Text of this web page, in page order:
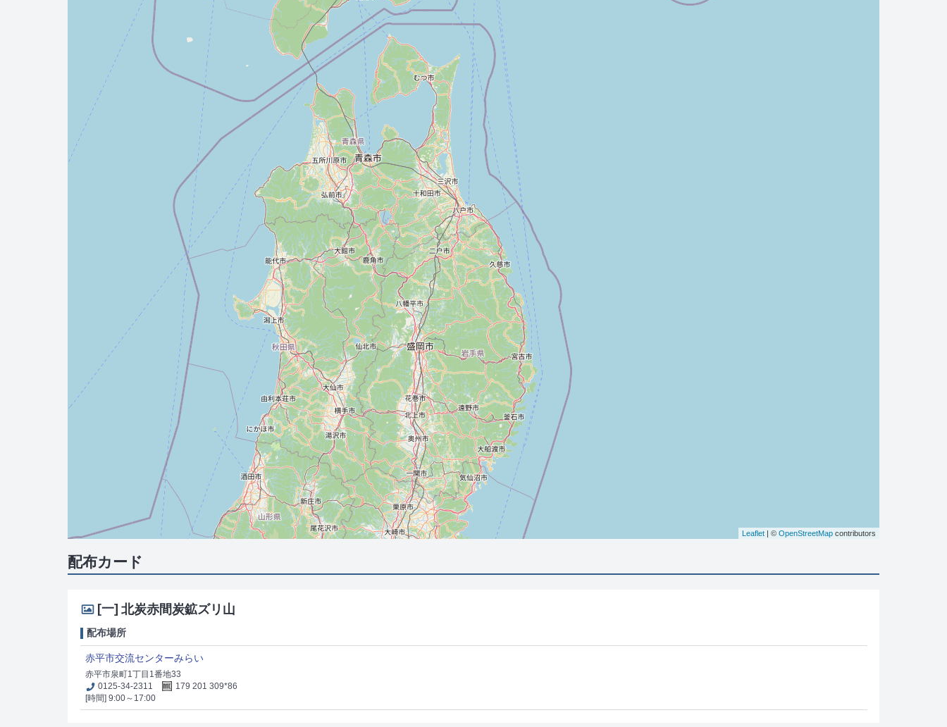
Leaflet | © OpenStreetMap contributors
配布カード
[一] 北炭赤間炭鉱ズリ山
配布場所
赤平市交流センターみらい
赤平市泉町1丁目1番地33
0125-34-2311
179 201 309*86
[時間] 9:00～17:00